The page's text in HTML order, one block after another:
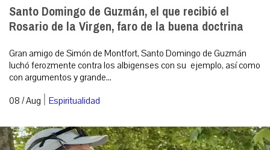
Santo Domingo de Guzmán, el que recibió el
Rosario de la Virgen, faro de la buena doctrina
Gran amigo de Simón de Montfort, Santo Domingo de Guzmán
luchó ferozmente contra los albigenses con su ejemplo, así como
con argumentos y grande...
08 / Aug | Espiritualidad